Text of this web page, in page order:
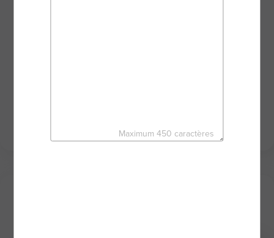
Maximum 450 caractères